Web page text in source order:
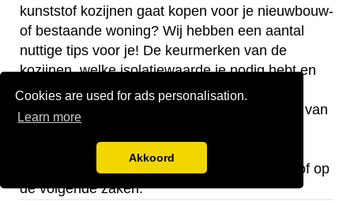
Cookies are used for ads personalisation.
Learn more
Akkoord
kunststof kozijnen gaat kopen voor je nieuwbouw-
of bestaande woning? Wij hebben een aantal
nuttige tips voor je! De keurmerken van de
kozijnen, welke isolatiewaarde je nodig hebt en
welk raamtype je wilt laten plaatsen zijn
belangrijke aandachtspunten bij de aanschaf van
Let bij de aanschaf van kozijnen van kunststof op
de volgende zaken: